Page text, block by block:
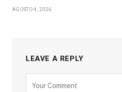
AGOSTO 4, 2026
LEAVE A REPLY